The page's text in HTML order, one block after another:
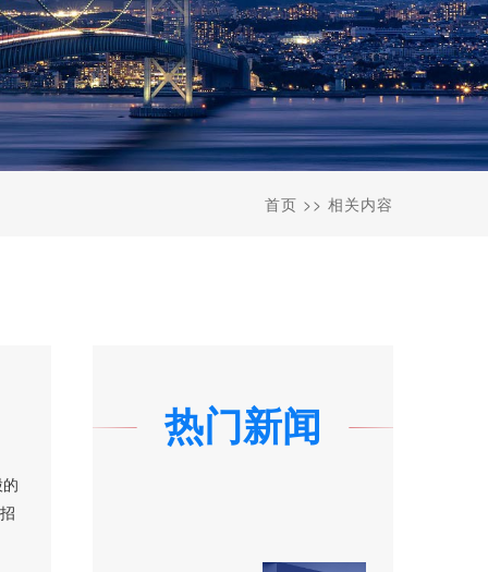
首页 >> 相关内容
热门新闻